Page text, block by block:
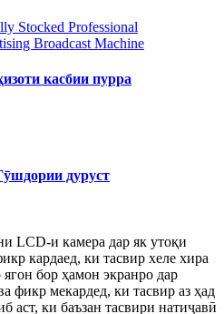
касбии пурра
дуруст
LCD-и камера дар як утоқи
кардаед, ки тасвир хеле хира
бор ҳамон экранро дар
фикр мекардед, ки тасвир аз ҳад
аст, ки баъзан тасвири натиҷавӣ